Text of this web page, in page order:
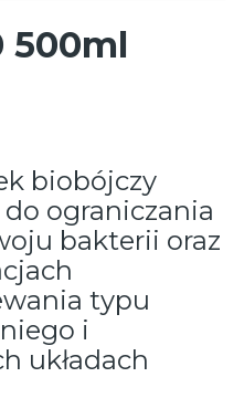
500ml
biobójczy
do ograniczania
bakterii oraz
typu
i
układach